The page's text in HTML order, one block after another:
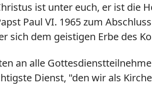
ist unter euch, er ist
Paul VI. 1965 zum
sich dem geistigen Erbe des
an alle
Dienst, "den wir als